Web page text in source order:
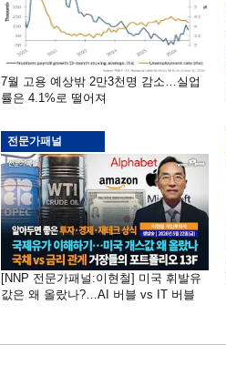
7월 고용 예상밖 2만3천명 감소…실업
률은 4.1%로 떨어져
전문가패널
[NNP 전문가패널:이현철] 미국 휘발유
값은 왜 올랐나?…AI 버블 vs IT 버블